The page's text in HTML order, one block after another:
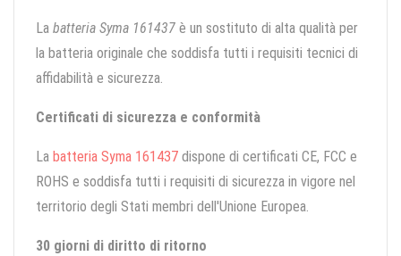
La batteria Syma 161437 è un sostituto di alta qualità per
la batteria originale che soddisfa tutti i requisiti tecnici di
affidabilità e sicurezza.
Certificati di sicurezza e conformità
La batteria Syma 161437 dispone di certificati CE, FCC e
ROHS e soddisfa tutti i requisiti di sicurezza in vigore nel
territorio degli Stati membri dell'Unione Europea.
30 giorni di diritto di ritorno